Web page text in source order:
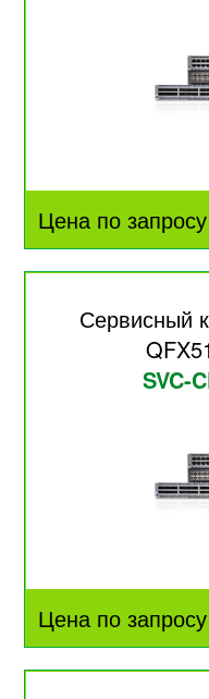
Цена по запросу
Сервисный
SVC-
Цена по запросу